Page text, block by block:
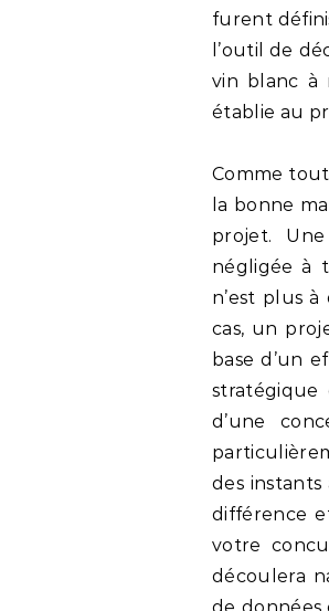
furent
l’outil de
vin blanc à
établie au
Comme
la bonne
projet.
négligée à
n’est plus
cas, un
base d’un
d’une
des
différence
votre
découlera